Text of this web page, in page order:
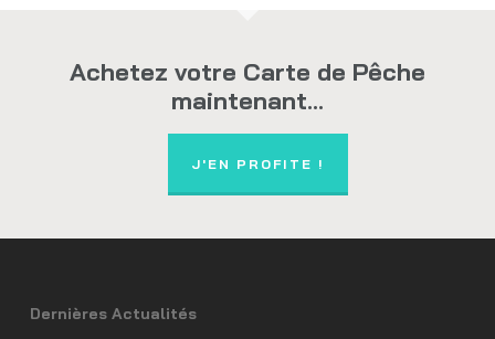
Achetez votre Carte de Pêche
maintenant...
J'EN PROFITE !
Dernières Actualités